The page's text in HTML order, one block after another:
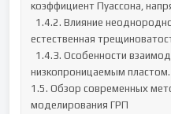
коэффициент Пуассона,
естественная
низкопроницаемым пластом.
1.5. Обзор современных
моделирования ГРП